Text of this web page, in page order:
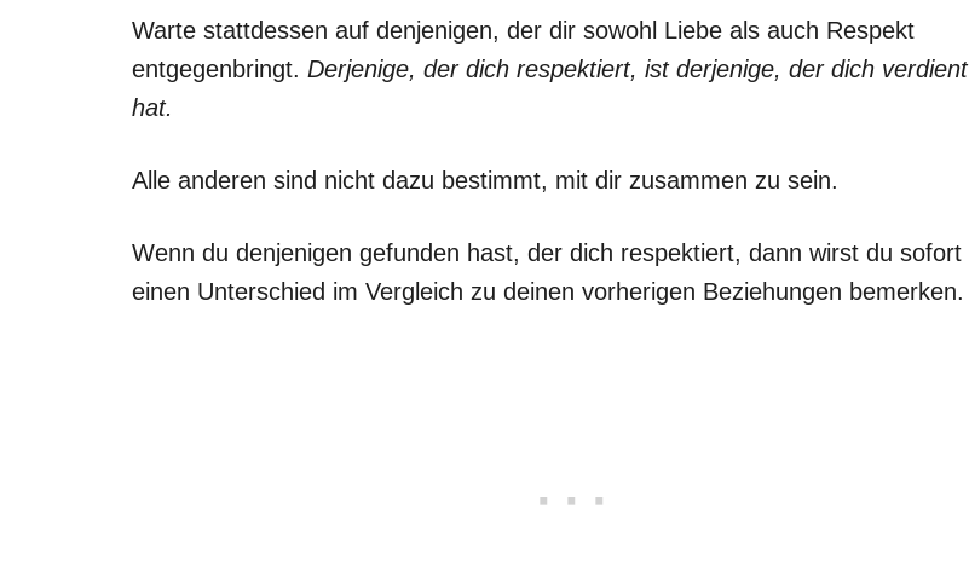
Warte stattdessen auf denjenigen, der dir sowohl Liebe als auch Respekt
entgegenbringt. Derjenige, der dich respektiert, ist derjenige, der dich verdient
hat.
Alle anderen sind nicht dazu bestimmt, mit dir zusammen zu sein.
Wenn du denjenigen gefunden hast, der dich respektiert, dann wirst du sofort
einen Unterschied im Vergleich zu deinen vorherigen Beziehungen bemerken.